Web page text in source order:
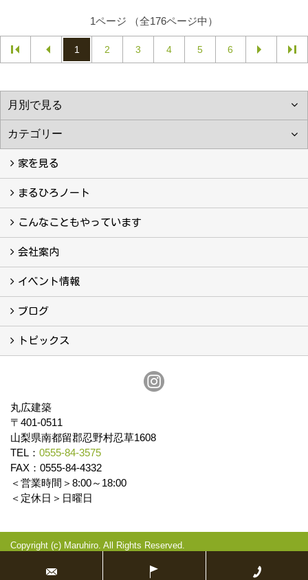
1ページ （全176ページ中）
1 2 3 4 5 6
家を見る
フォトギャラリー
現場レポート
完工事例
お客様の声
まるひろノート
真っ直ぐの家づくり
自慢の大工たち
こだわりの自然素材
快適な家のエッセンス
注文住宅ができるまで
こんなこともやっています
こんなこともやっています
会社案内
会社案内
まるひろの人
スタッフ紹介
プライバシーポリシー
イベント情報
イベント予告
イベント報告
ブログ
ブログ
トピックス
丸広建築
〒401-0511
山梨県南都留郡忍野村忍草1608
TEL： 0555-84-3575
FAX：0555-84-4332
＜営業時間＞8:00～18:00
＜定休日＞日曜日
Copyright (c) Maruhiro. All Rights Reserved.